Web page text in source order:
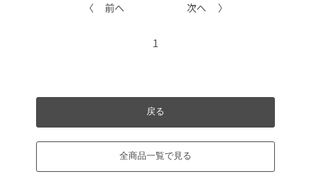
前へ
1
次へ
戻る
全商品一覧で見る